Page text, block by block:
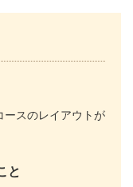
ースのレイアウトが
と